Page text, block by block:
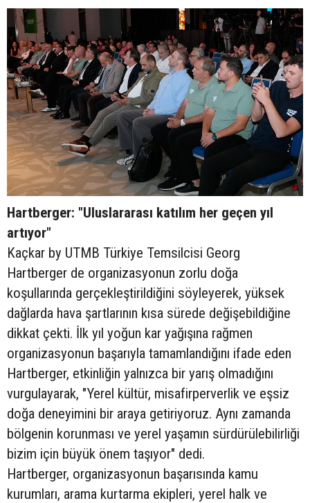
Hartberger: "Uluslararası katılım her geçen yıl
artıyor"
Kaçkar by UTMB Türkiye Temsilcisi Georg
Hartberger de organizasyonun zorlu doğa
koşullarında gerçekleştirildiğini söyleyerek, yüksek
dağlarda hava şartlarının kısa sürede değişebildiğine
dikkat çekti. İlk yıl yoğun kar yağışına rağmen
organizasyonun başarıyla tamamlandığını ifade eden
Hartberger, etkinliğin yalnızca bir yarış olmadığını
vurgulayarak, "Yerel kültür, misafirperverlik ve eşsiz
doğa deneyimini bir araya getiriyoruz. Aynı zamanda
bölgenin korunması ve yerel yaşamın sürdürülebilirliği
bizim için büyük önem taşıyor" dedi.
Hartberger, organizasyonun başarısında kamu
kurumları, arama kurtarma ekipleri, yerel halk ve